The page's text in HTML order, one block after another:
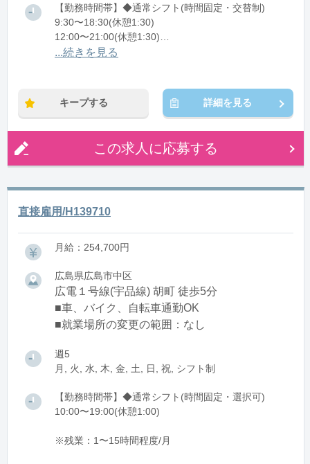
【勤務時間帯】◆通常シフト(時間固定・交替制)
9:30〜18:30(休憩1:30)
12:00〜21:00(休憩1:30)
...続きを見る
キープする 詳細を見る
この求人に応募する
直接雇用/H139710
月給：254,700円
広島県広島市中区
広電１号線(宇品線) 胡町 徒歩5分
■車、バイク、自転車通勤OK
■就業場所の変更の範囲：なし
週5
月, 火, 水, 木, 金, 土, 日, 祝, シフト制
【勤務時間帯】◆通常シフト(時間固定・選択可)
10:00〜19:00(休憩1:00)
※残業：1〜15時間程度/月